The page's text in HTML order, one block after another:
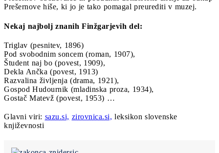
Prešernove hiše, ki jo je tako pomagal preurediti v muzej.
Nekaj najbolj znanih Finžgarjevih del:
Triglav (pesnitev, 1896)
Pod svobodnim soncem (roman, 1907),
Študent naj bo (povest, 1909),
Dekla Ančka (povest, 1913)
Razvalina življenja (drama, 1921),
Gospod Hudournik (mladinska proza, 1934),
Gostač Matevž (povest, 1953) …
Glavni viri: sazu.si, zirovnica.si, leksikon slovenske
književnosti